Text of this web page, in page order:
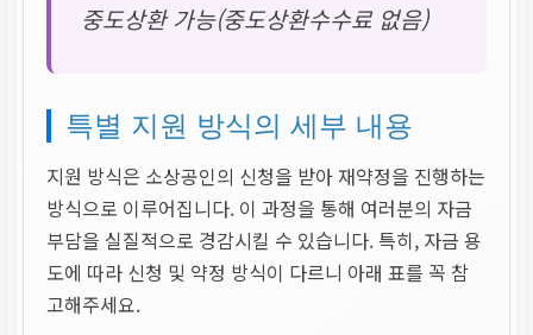
중도상환 가능(중도상환수수료 없음)
특별 지원 방식의 세부 내용
지원 방식은 소상공인의 신청을 받아 재약정을 진행하는
방식으로 이루어집니다. 이 과정을 통해 여러분의 자금
부담을 실질적으로 경감시킬 수 있습니다. 특히, 자금 용
도에 따라 신청 및 약정 방식이 다르니 아래 표를 꼭 참
고해주세요.